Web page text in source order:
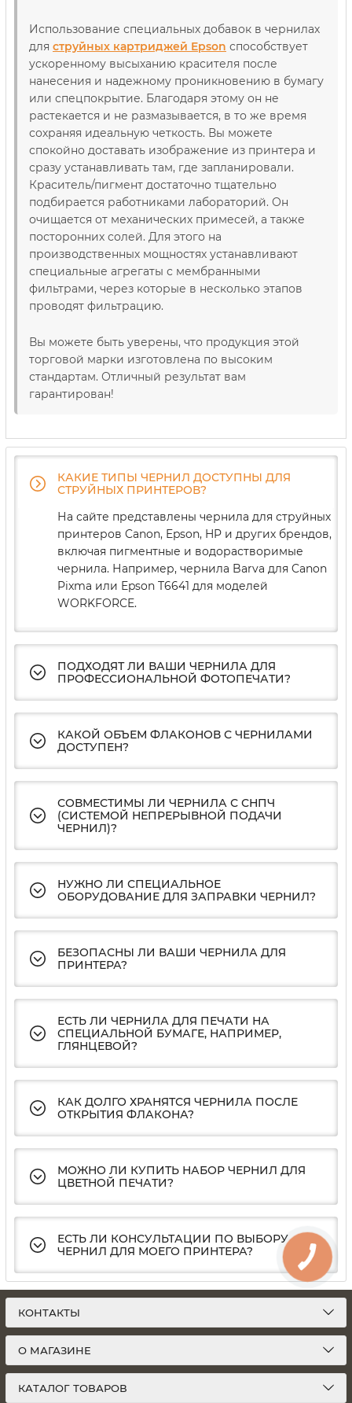
Использование специальных добавок в чернилах
для струйных картриджей Epson способствует
ускоренному высыханию красителя после
нанесения и надежному проникновению в бумагу
или спецпокрытие. Благодаря этому он не
растекается и не размазывается, в то же время
сохраняя идеальную четкость. Вы можете
спокойно доставать изображение из принтера и
сразу устанавливать там, где запланировали.
Краситель/пигмент достаточно тщательно
подбирается работниками лабораторий. Он
очищается от механических примесей, а также
посторонних солей. Для этого на
производственных мощностях устанавливают
специальные агрегаты с мембранными
фильтрами, через которые в несколько этапов
проводят фильтрацию.
Вы можете быть уверены, что продукция этой
торговой марки изготовлена ​​по высоким
стандартам. Отличный результат вам
гарантирован!
КАКИЕ ТИПЫ ЧЕРНИЛ ДОСТУПНЫ ДЛЯ
СТРУЙНЫХ ПРИНТЕРОВ?
На сайте представлены чернила для струйных
принтеров Canon, Epson, HP и других брендов,
включая пигментные и водорастворимые
чернила. Например, чернила Barva для Canon
Pixma или Epson T6641 для моделей
WORKFORCE.
ПОДХОДЯТ ЛИ ВАШИ ЧЕРНИЛА ДЛЯ
ПРОФЕССИОНАЛЬНОЙ ФОТОПЕЧАТИ?
КАКОЙ ОБЪЕМ ФЛАКОНОВ С ЧЕРНИЛАМИ
ДОСТУПЕН?
СОВМЕСТИМЫ ЛИ ЧЕРНИЛА С СНПЧ
(СИСТЕМОЙ НЕПРЕРЫВНОЙ ПОДАЧИ
ЧЕРНИЛ)?
НУЖНО ЛИ СПЕЦИАЛЬНОЕ
ОБОРУДОВАНИЕ ДЛЯ ЗАПРАВКИ ЧЕРНИЛ?
БЕЗОПАСНЫ ЛИ ВАШИ ЧЕРНИЛА ДЛЯ
ПРИНТЕРА?
ЕСТЬ ЛИ ЧЕРНИЛА ДЛЯ ПЕЧАТИ НА
СПЕЦИАЛЬНОЙ БУМАГЕ, НАПРИМЕР,
ГЛЯНЦЕВОЙ?
КАК ДОЛГО ХРАНЯТСЯ ЧЕРНИЛА ПОСЛЕ
ОТКРЫТИЯ ФЛАКОНА?
МОЖНО ЛИ КУПИТЬ НАБОР ЧЕРНИЛ ДЛЯ
ЦВЕТНОЙ ПЕЧАТИ?
ЕСТЬ ЛИ КОНСУЛЬТАЦИИ ПО ВЫБОРУ
ЧЕРНИЛ ДЛЯ МОЕГО ПРИНТЕРА?
КОНТАКТЫ
О МАГАЗИНЕ
КАТАЛОГ ТОВАРОВ